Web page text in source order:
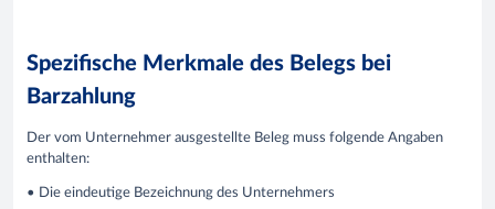
Spezifische Merkmale des Belegs bei
Barzahlung
Der vom Unternehmer ausgestellte Beleg muss folgende Angaben
enthalten:
• Die eindeutige Bezeichnung des Unternehmers